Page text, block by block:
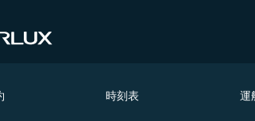
時刻表 運